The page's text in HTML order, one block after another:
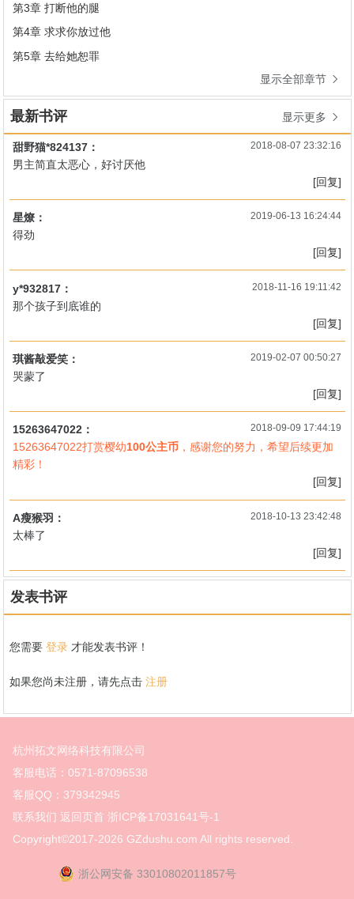
第3章 打断他的腿
第4章 求求你放过他
第5章 去给她恕罪
显示全部章节 
最新书评 显示更多 
2018-08-07 23:32:16
甜野猫*824137：
男主简直太恶心，好讨厌他
[回复]
2019-06-13 16:24:44
星燎：
得劲
[回复]
2018-11-16 19:11:42
y*932817：
那个孩子到底谁的
[回复]
2019-02-07 00:50:27
琪酱敲爱笑：
哭蒙了
[回复]
2018-09-09 17:44:19
15263647022：
15263647022打赏樱幼100公主币，感谢您的努力，希望后续更加
精彩！
[回复]
2018-10-13 23:42:48
A瘦猴羽：
太棒了
[回复]
发表书评
您需要 登录才能发表书评！
如果您尚未注册，请先点击 注册
杭州拓文网络科技有限公司
客服电话：0571-87096538
客服QQ：379342945
联系我们 返回页首 浙ICP备17031641号-1
Copyright©2017-2026 GZdushu.com All rights reserved.
浙公网安备 33010802011857号